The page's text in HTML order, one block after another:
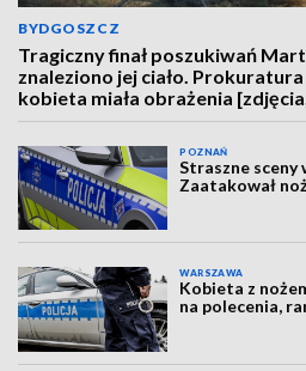
BYDGOSZCZ
Tragiczny finał poszukiwań
znaleziono jej ciało.
kobieta miała obrażenia
POZNAŃ
Straszne sceny
Zaatakował
WARSZAWA
Kobieta z
na polecenia,